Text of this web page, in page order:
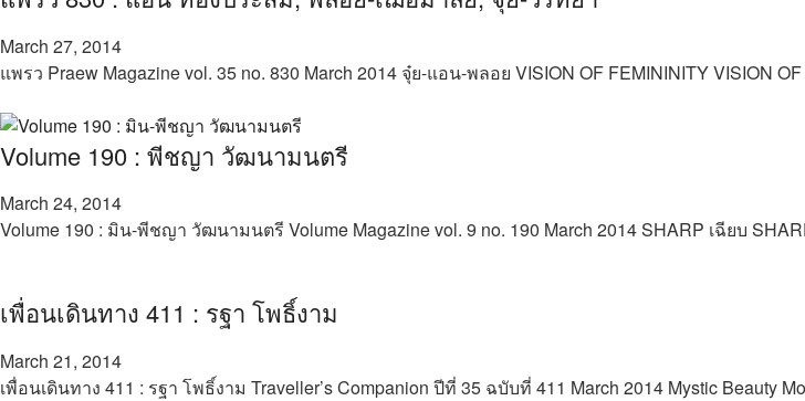
March 27, 2014
แพรว Praew Magazine vol. 35 no. 830 March 2014 จุ๋ย-แอน-พลอย VISION OF FEMININITY VISION
Volume 190 : พีชญา วัฒนามนตรี
March 24, 2014
Volume 190 : มิน-พีชญา วัฒนามนตรี Volume Magazine vol. 9 no. 190 March 2014 SHARP เฉียบ
เพื่อนเดินทาง 411 : รฐา โพธิ์งาม
March 21, 2014
เพื่อนเดินทาง 411 : รฐา โพธิ์งาม Traveller’s Companion ปีที่ 35 ฉบับที่ 411 March 2014 Mystic Beauty